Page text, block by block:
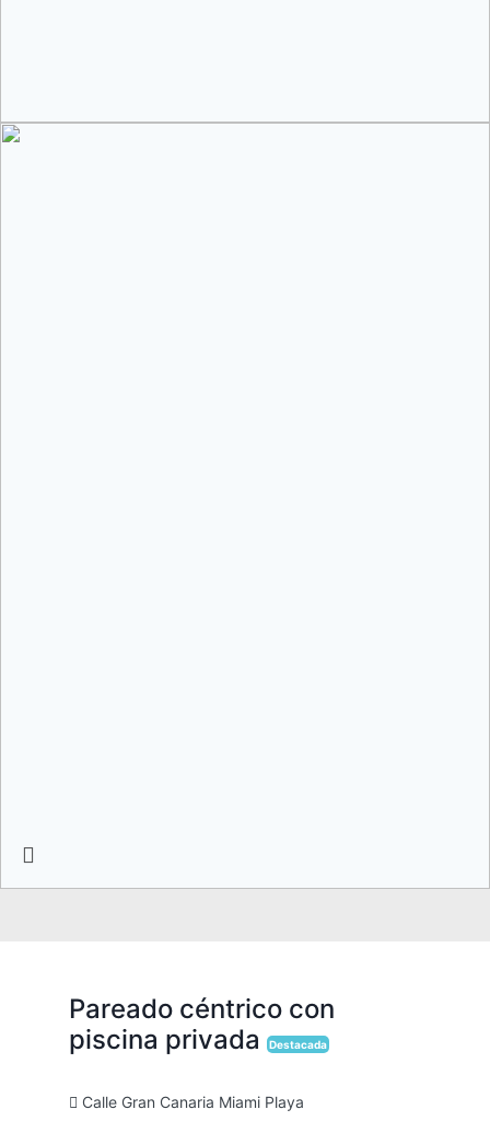
Pause
Pareado céntrico con
piscina privada
Destacada
Calle Gran Canaria Miami Playa